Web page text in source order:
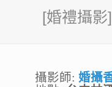
[婚禮攝
攝影師: 婚攝